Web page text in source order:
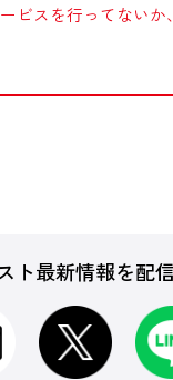
ビスを行ってない
ト最新情報を配